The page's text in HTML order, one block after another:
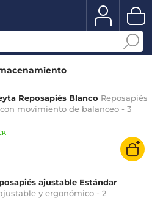
Reposapiés Blanco Reposapiés
movimiento de balanceo - 3
ajustable Estándar
y ergonómico - 2